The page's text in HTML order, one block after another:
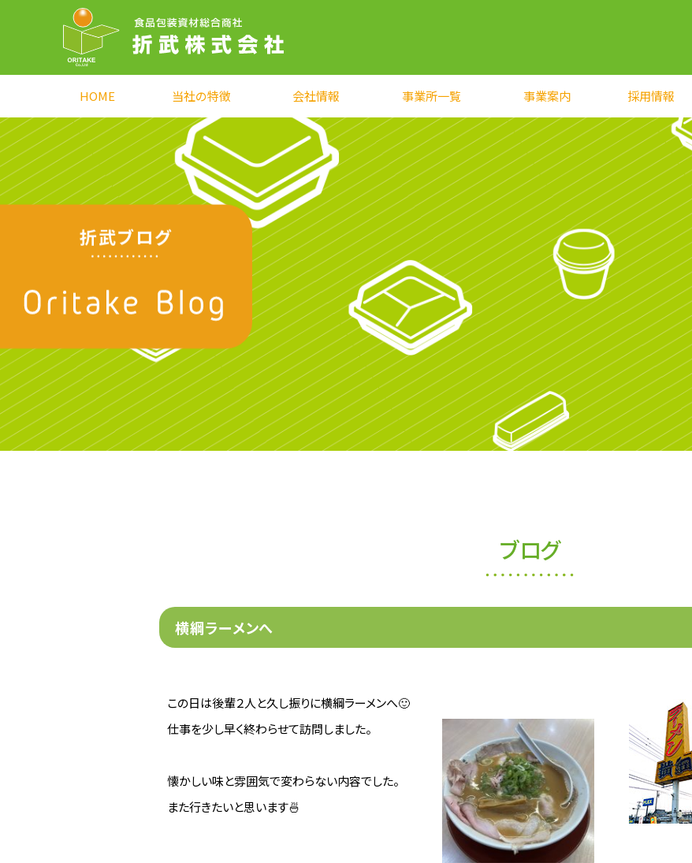
HOME 当社の特徴 会社情報 事業所一覧 事業案内 採用情報
折武ブログ
ブログ
横綱ラーメンへ
この日は後輩２人と久し振りに横綱ラーメンへ🙂
仕事を少し早く終わらせて訪問しました。
懐かしい味と雰囲気で変わらない内容でした。
また行きたいと思います🍜